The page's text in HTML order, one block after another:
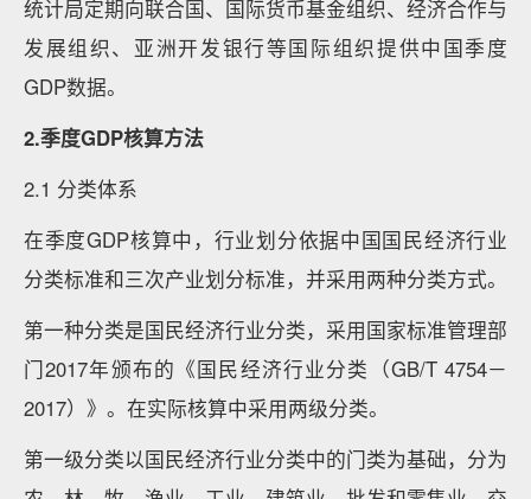
统计局定期向联合国、国际货币基金组织、经济合作与
发展组织、亚洲开发银行等国际组织提供中国季度
GDP数据。
2.季度GDP核算方法
2.1 分类体系
在季度GDP核算中，行业划分依据中国国民经济行业
分类标准和三次产业划分标准，并采用两种分类方式。
第一种分类是国民经济行业分类，采用国家标准管理部
门2017年颁布的《国民经济行业分类（GB/T 4754－
2017）》。在实际核算中采用两级分类。
第一级分类以国民经济行业分类中的门类为基础，分为